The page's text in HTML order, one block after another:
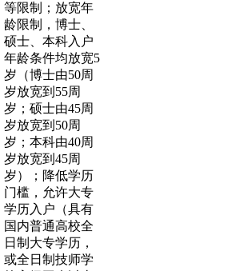
等限制；放宽年
龄限制，博士、
硕士、本科入户
年龄条件均放宽5
岁（博士由50周
岁放宽到55周
岁；硕士由45周
岁放宽到50周
岁；本科由40周
岁放宽到45周
岁）；降低学历
门槛，允许大专
学历入户（具有
国内普通高校全
日制大专学历，
或全日制技师学